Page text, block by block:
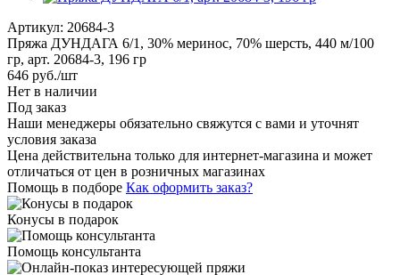
Артикул: 20684-3
Пряжа ДУНДАГА 6/1, 30% меринос, 70% шерсть, 440 м/100
гр, арт. 20684-3, 196 гр
646 руб./шт
Нет в наличии
Под заказ
Наши менеджеры обязательно свяжутся с вами и уточнят
условия заказа
Цена действительна только для интернет-магазина и может
отличаться от цен в розничных магазинах
Помощь в подборе Как оформить заказ?
Конусы в подарок
Помощь консультанта